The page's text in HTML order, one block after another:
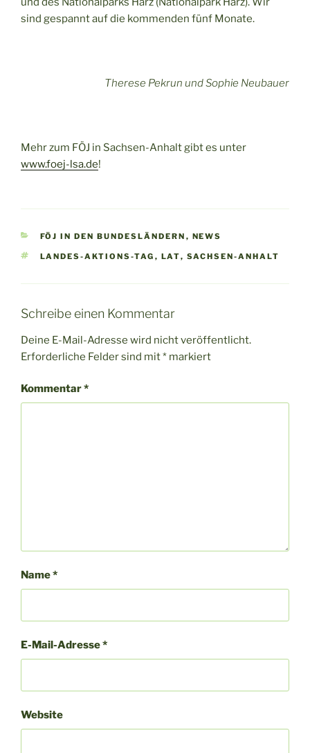
sind gespannt auf die kommenden fünf Monate.
Therese Pekrun und Sophie Neubauer
Mehr zum FÖJ in Sachsen-Anhalt gibt es unter
www.foej-lsa.de!
KATEGORIEN
FÖJ IN DEN BUNDESLÄNDERN , NEWS
SCHLAGWÖRTER
LANDES-AKTIONS-TAG , LAT, SACHSEN-ANHALT
Schreibe einen Kommentar
Deine E-Mail-Adresse wird nicht veröffentlicht.
Erforderliche Felder sind mit* markiert
Kommentar*
Name*
E-Mail-Adresse*
Website